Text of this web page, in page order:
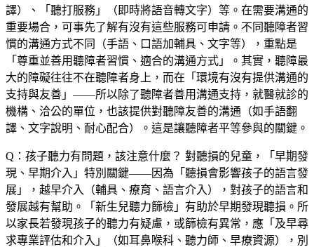
譯）、「聽打服務」（即時將語音轉文字）等。在需要溝通的
重要場合，可事先了解有沒有這些服務可申請。不同聽障者習
慣的溝通方式不同（手語、口語加輔具、文字等），重點是
「尊重並善用聽障者習慣、適合的溝通方式」。其實，聽障最
大的障礙往往不在聽障者身上，而在「環境有沒有提供溝通的
支持與友善」——所以除了聽障者善用溝通支持，就醫就診的
機構、洽公的單位，也該提供對聽障友善的溝通（如手語翻
譯、文字說明、耐心配合）。這是讓聽障者平等參與的關鍵。
Q：孩子聽力有問題，該注意什麼？ 對聽損的兒童，「早期發
現、早期介入」特別關鍵——因為「聽損會影響孩子的語言發
展」，越早介入（輔具、療育、語言介入），對孩子的語言和
發展越有幫助。「新生兒聽力篩檢」有助於早期發現聽損。所
以家長若發現孩子的聽力有疑慮，或篩檢有異常，應「及早尋
求專業評估和介入」（如耳鼻喉科、聽力師、早療資源），別